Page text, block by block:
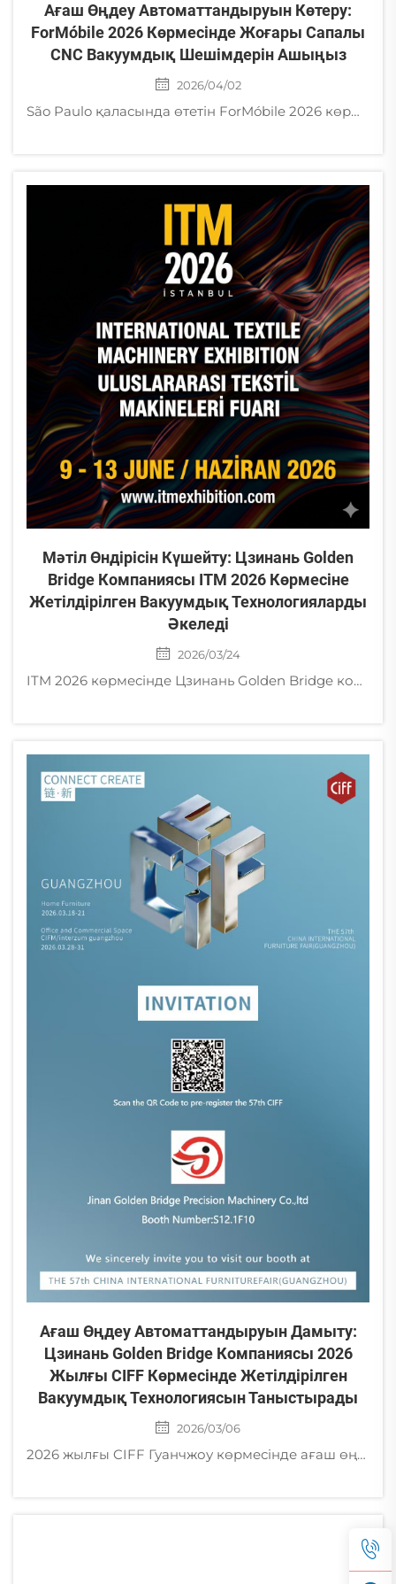
Ағаш Өңдеу Автоматтандыруын Көтеру:
ForMóbile 2026 Көрмесінде Жоғары Сапалы
CNC Вакуумдық Шешімдерін Ашыңыз
2026/04/02
São Paulo қаласында өтетін ForMóbile 2026 көрмесіне қатысыңыз! Цзинань Golden Bridge компаниясы CNC фрезерлеу станоктары үшін зауыттық вакуумдық сорғылар мен шиыршықты компрессорларды ұсынады. Тапсырыстар Мексика қоймамыз арқылы тез жеткізіледі.
Мәтіл Өндірісін Күшейту: Цзинань Golden
Bridge Компаниясы ITM 2026 Көрмесіне
Жетілдірілген Вакуумдық Технологияларды
Әкеледі
2026/03/24
ITM 2026 көрмесінде Цзинань Golden Bridge компаниясының мәтіл өндірісіне арналған жетілдірілген құрғақ және маймен герметизацияланған роторлы пластинкалы вакуумдық сорғыларымен танысыңыз. Түркиядағы қоймадан тез жеткізу қолжетімді!
Ағаш Өңдеу Автоматтандыруын Дамыту:
Цзинань Golden Bridge Компаниясы 2026
Жылғы CIFF Көрмесінде Жетілдірілген
Вакуумдық Технологиясын Таныстырады
2026/03/06
2026 жылғы CIFF Гуанчжоу көрмесінде ағаш өңдеуге арналған жаңа ұрпақ вакуумдық және пневматикалық технологияларды ашыңыз. Өзіңіздің зауытыңызды жаңарту үшін Цзинань Golden Bridge компаниясының S12.1F10 стендіне келіңіз.